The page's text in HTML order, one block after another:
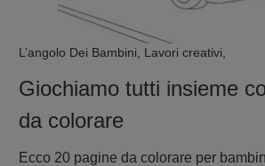
L’angolo Dei Bambini, Lavori creativi,
Giochiamo tutti insieme
da colorare
Ecco 20 pagine da colorare per